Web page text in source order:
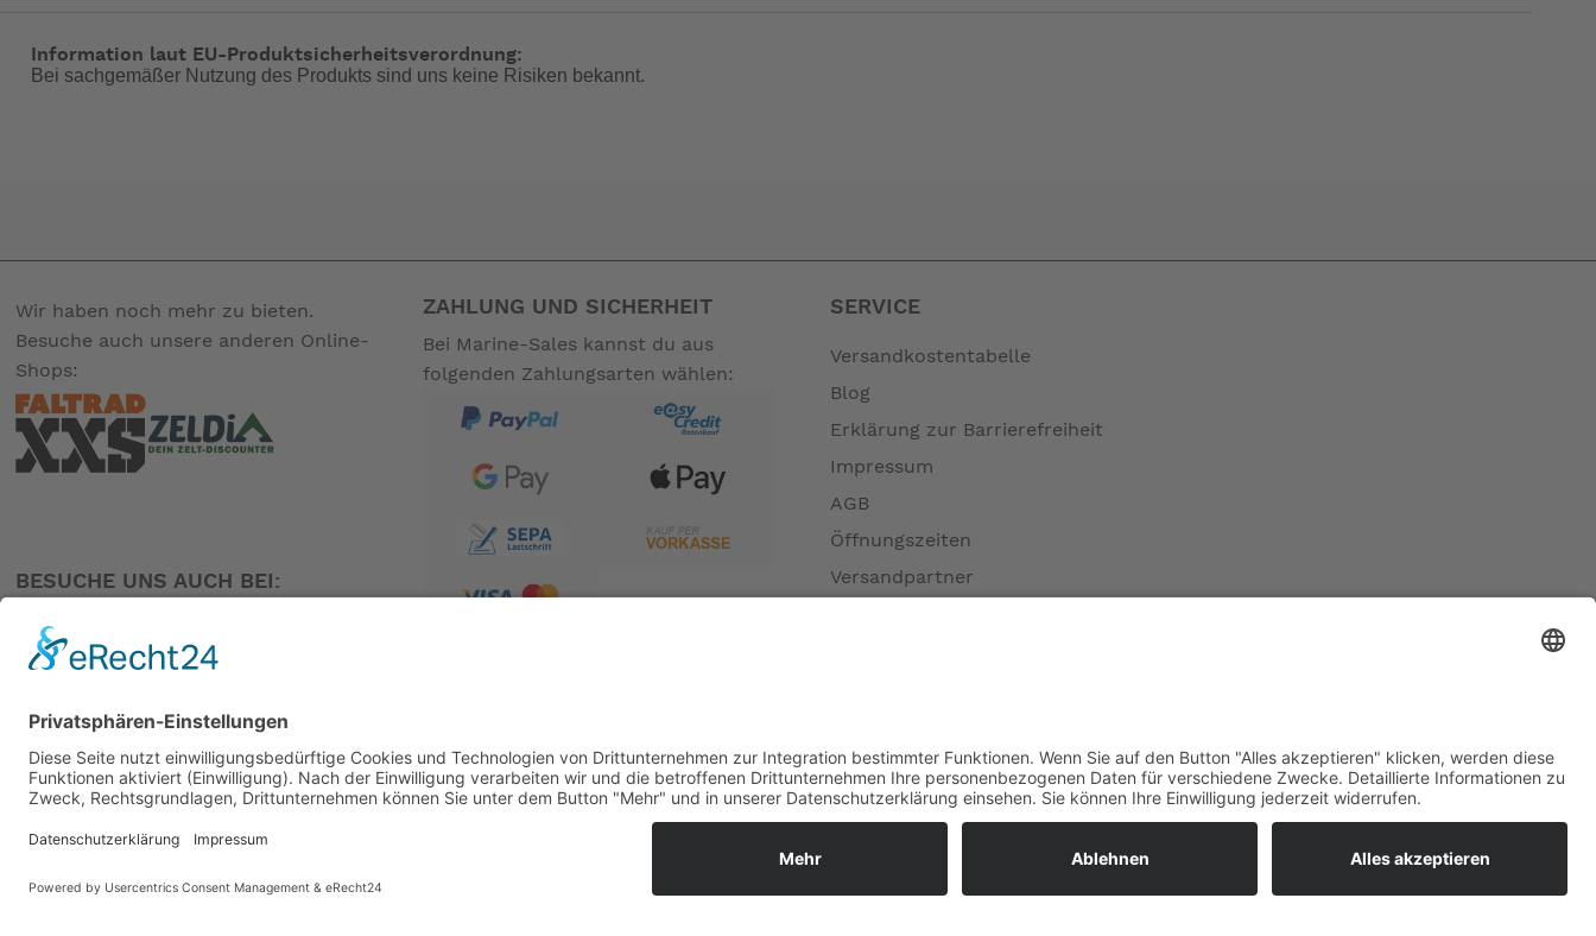
Information laut EU-Produktsicherheitsverordnung:
Bei sachgemäßer Nutzung des Produkts sind uns keine Risiken bekannt.
Wir haben noch mehr zu bieten.
Besuche auch unsere anderen Online-
Shops:
BESUCHE UNS AUCH BEI:
ZAHLUNG UND SICHERHEIT
Bei Marine-Sales kannst du aus
folgenden Zahlungsarten wählen:
SERVICE
Versandkostentabelle
Blog
Erklärung zur Barrierefreiheit
Impressum
AGB
Öffnungszeiten
Versandpartner
Widerrufsrecht MS
Widerrufsrecht bei Reparatur